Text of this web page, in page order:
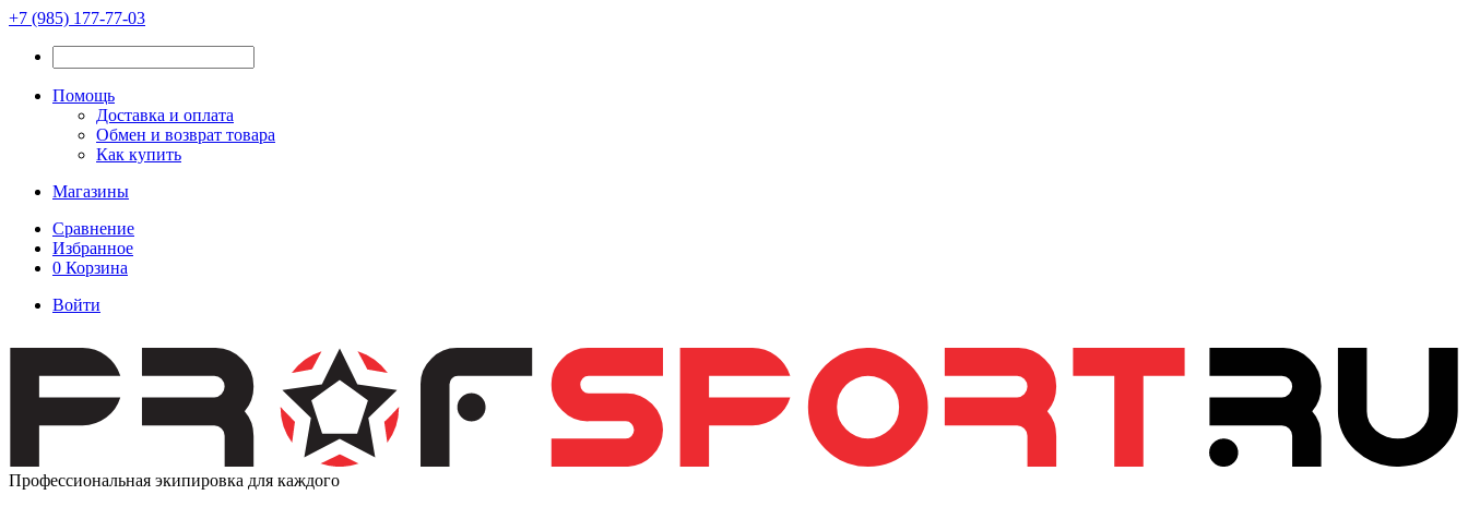
+7 (985) 177-77-03
Помощь
Доставка и оплата
Обмен и возврат товара
Как купить
Магазины
Сравнение
Избранное
0 Корзина
Войти
Профессиональная экипировка для каждого